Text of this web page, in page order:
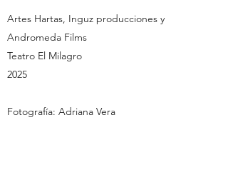
Artes Hartas, Inguz producciones y
Andromeda Films
Teatro El Milagro
2025
Fotografía: Adriana Vera